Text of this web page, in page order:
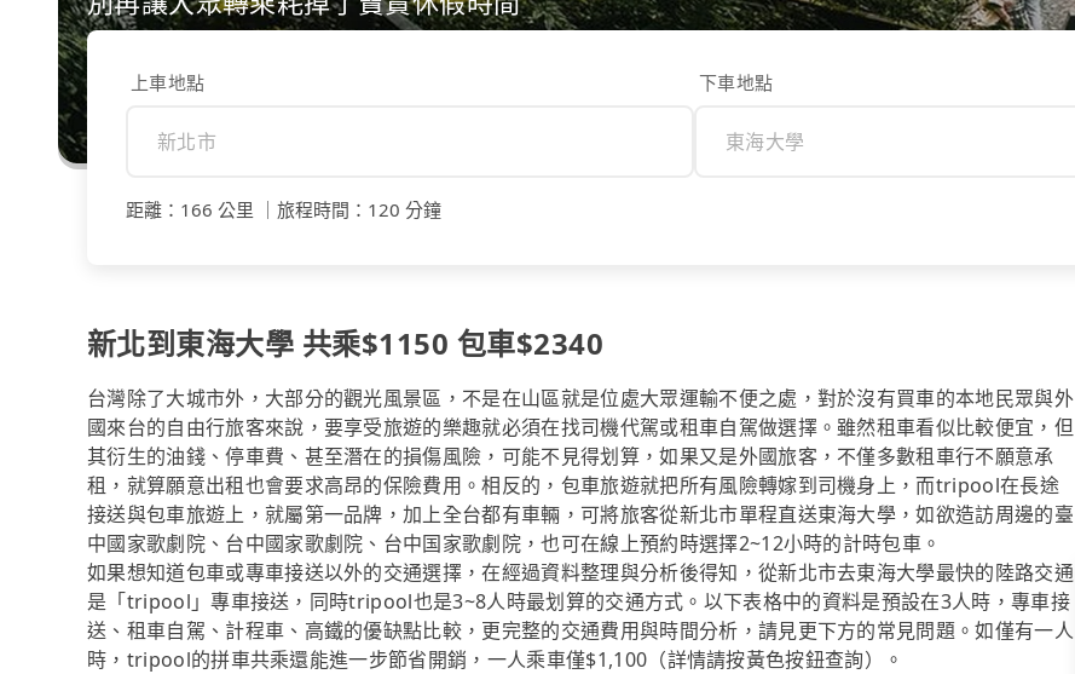
上車地點 下車地點
距離 ： 166 公里 旅程時間 ： 120 分鐘
新北到東海大學 共乘$1150 包車$2340
台灣除了大城市外，大部分的觀光風景區，不是在山區就是位處大眾運輸不便之處，對於沒有買車的本地民眾與外
國來台的自由行旅客來說，要享受旅遊的樂趣就必須在找司機代駕或租車自駕做選擇。雖然租車看似比較便宜，但
其衍生的油錢、停車費、甚至潛在的損傷風險，可能不見得划算，如果又是外國旅客，不僅多數租車行不願意承
租，就算願意出租也會要求高昂的保險費用。相反的，包車旅遊就把所有風險轉嫁到司機身上，而tripool在長途
接送與包車旅遊上，就屬第一品牌，加上全台都有車輛，可將旅客從新北市單程直送東海大學，如欲造訪周邊的臺
中國家歌劇院、台中國家歌劇院、台中国家歌劇院，也可在線上預約時選擇2~12小時的計時包車。
如果想知道包車或專車接送以外的交通選擇，在經過資料整理與分析後得知，從新北市去東海大學最快的陸路交通
是「tripool」專車接送，同時tripool也是3~8人時最划算的交通方式。以下表格中的資料是預設在3人時，專車接
送、租車自駕、計程車、高鐵的優缺點比較，更完整的交通費用與時間分析，請見更下方的常見問題。如僅有一人
時，tripool的拼車共乘還能進一步節省開銷，一人乘車僅$1,100（詳情請按黃色按鈕查詢）。